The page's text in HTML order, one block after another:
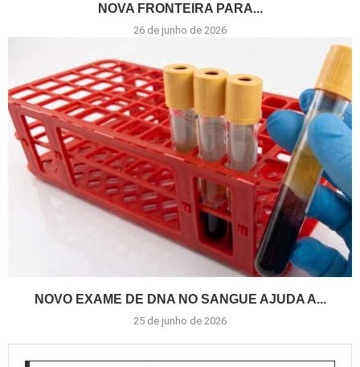
NOVA FRONTEIRA PARA...
26 de junho de 2026
NOVO EXAME DE DNA NO SANGUE AJUDA A...
25 de junho de 2026